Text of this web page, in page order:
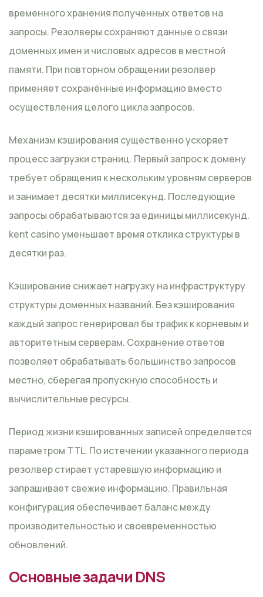
временного хранения полученных ответов на
запросы. Резолверы сохраняют данные о связи
доменных имен и числовых адресов в местной
памяти. При повторном обращении резолвер
применяет сохранённые информацию вместо
осуществления целого цикла запросов.
Механизм кэширования существенно ускоряет
процесс загрузки страниц. Первый запрос к домену
требует обращения к нескольким уровням серверов
и занимает десятки миллисекунд. Последующие
запросы обрабатываются за единицы миллисекунд.
kent casino уменьшает время отклика структуры в
десятки раз.
Кэширование снижает нагрузку на инфраструктуру
структуры доменных названий. Без кэширования
каждый запрос генерировал бы трафик к корневым и
авторитетным серверам. Сохранение ответов
позволяет обрабатывать большинство запросов
местно, сберегая пропускную способность и
вычислительные ресурсы.
Период жизни кэшированных записей определяется
параметром TTL. По истечении указанного периода
резолвер стирает устаревшую информацию и
запрашивает свежие информацию. Правильная
конфигурация обеспечивает баланс между
производительностью и своевременностью
обновлений.
Основные задачи DNS